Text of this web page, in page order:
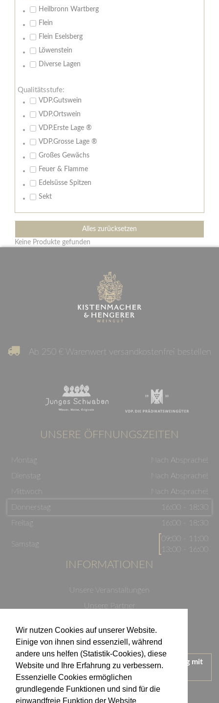
Wir nutzen Cookies auf unserer Website.
Einige von ihnen sind essenziell, während
andere uns helfen (Statistik-Cookies), diese
Website und Ihre Erfahrung zu verbessern.
Essenzielle Cookies ermöglichen
grundlegende Funktionen und sind für die
einwandfreie Funktion der Website
Heilbronn Wartberg
Flein
Flein Eselsberg
Löwenstein
Diverse Lagen
Qualitätsstufe:
VDP.Gutswein
VDP.Ortswein
VDP.Erste Lage ®
VDP.Grosse Lage ®
Großes Gewächs
Feuer & Flamme
Edelsüsse Spitzen
Sekt
Alles zurücksetzen
Keine Produkte gefunden
Ab 250 € Warenwert versandkostenfrei bestellen
UNSERE ÖFFNUNGSZEITEN
Montag
Nach Absprache!
Dienstag
Nach Absprache!
Mittwoch
Nach Absprache!
Donnerstag
16:00 - 18:30
Freitag
16:00 - 18:30
Samstag
09:00 - 11:00
13:00 - 16:00
INFORMATIONEN
Unsere Veranstaltungen
Unsere Partner
Impressum
Wir treten für einen verantwortungsvollen Umgang mit
Alkohol ein.
KONTAKT